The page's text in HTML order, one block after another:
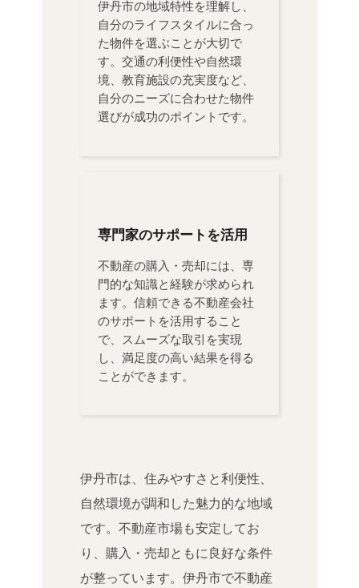
伊丹市の地域特性を理解し、
自分のライフスタイルに合っ
た物件を選ぶことが大切で
す。交通の利便性や自然環
境、教育施設の充実度など、
自分のニーズに合わせた物件
選びが成功のポイントです。
専門家のサポートを活用
不動産の購入・売却には、専
門的な知識と経験が求められ
ます。信頼できる不動産会社
のサポートを活用すること
で、スムーズな取引を実現
し、満足度の高い結果を得る
ことができます。
伊丹市は、住みやすさと利便性、
自然環境が調和した魅力的な地域
です。不動産市場も安定してお
り、購入・売却ともに良好な条件
が整っています。伊丹市で不動産